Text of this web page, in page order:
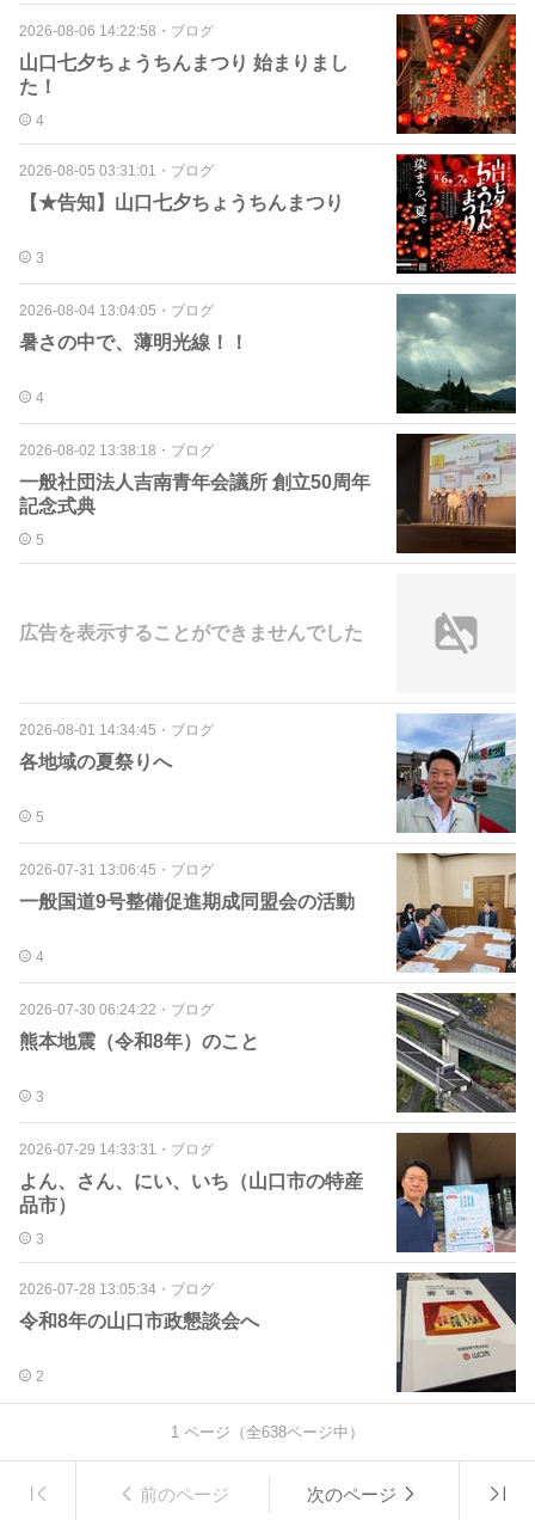
2026-08-06 14:22:58 ・ ブログ
山口七夕ちょうちんまつり 始まりまし
た！
4
2026-08-05 03:31:01 ・ ブログ
【★告知】山口七夕ちょうちんまつり
3
2026-08-04 13:04:05 ・ ブログ
暑さの中で、薄明光線！！
4
2026-08-02 13:38:18 ・ ブログ
一般社団法人吉南青年会議所 創立50周年
記念式典
5
広告を表示することができませんでした
2026-08-01 14:34:45 ・ ブログ
各地域の夏祭りへ
5
2026-07-31 13:06:45 ・ ブログ
一般国道9号整備促進期成同盟会の活動
4
2026-07-30 06:24:22 ・ ブログ
熊本地震（令和8年）のこと
3
2026-07-29 14:33:31 ・ ブログ
よん、さん、にい、いち（山口市の特産
品市）
3
2026-07-28 13:05:34 ・ ブログ
令和8年の山口市政懇談会へ
2
1 ページ（全638ページ中）
前のページ 次のページ